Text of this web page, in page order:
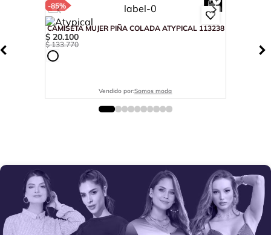
-85%
CAMISETA MUJER PIÑA COLADA ATYPICAL 113238
$ 20.100
$ 133.770
Vendido por:Somos moda